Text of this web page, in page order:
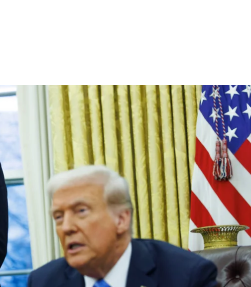
мільярдер Ілон Маск в Овальному кабінеті, 11 лютого 2025 року
CNP/Bloomberg via Getty Images
про те, що планує провести телефонну
публічного конфлікту.
співробітники Білого дому після того, як переконали
Маска, щоб уникнути загострення конфлікту.
публічну сварку з Ілоном Маском:
«Усе гаразд…
.